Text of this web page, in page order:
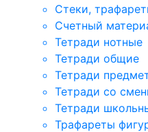
Стеки,
Счетный
Тетради нотные
Тетради общие
Тетради
Тетради со
Тетради
Трафареты